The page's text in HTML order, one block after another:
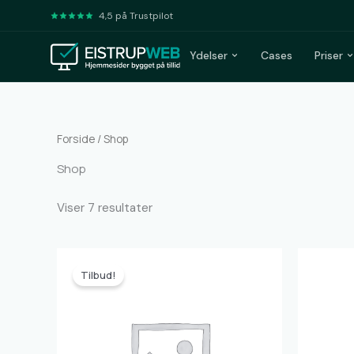
4,5 på Trustpilot
Ydelser Cases Priser
Forside / Shop
Shop
Viser 7 resultater
Tilbud!pris